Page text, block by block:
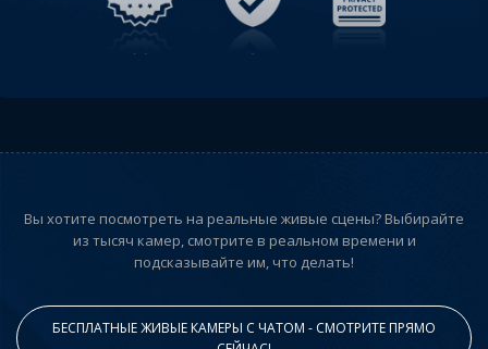
Вы хотите посмотреть на реальные живые сцены? Выбирайте
из тысяч камер, смотрите в реальном времени и
подсказывайте им, что делать!
БЕСПЛАТНЫЕ ЖИВЫЕ КАМЕРЫ С ЧАТОМ - СМОТРИТЕ ПРЯМО